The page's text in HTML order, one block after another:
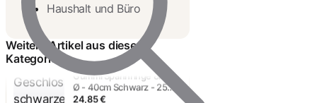
Haushalt und Büro
Weitere Artikel aus dieser
Kategorie
25cm Schwarz - 25 Stück
Gummi Spannringe 8mm
Ø - 40cm Schwarz - 25
Stück
24,85 €